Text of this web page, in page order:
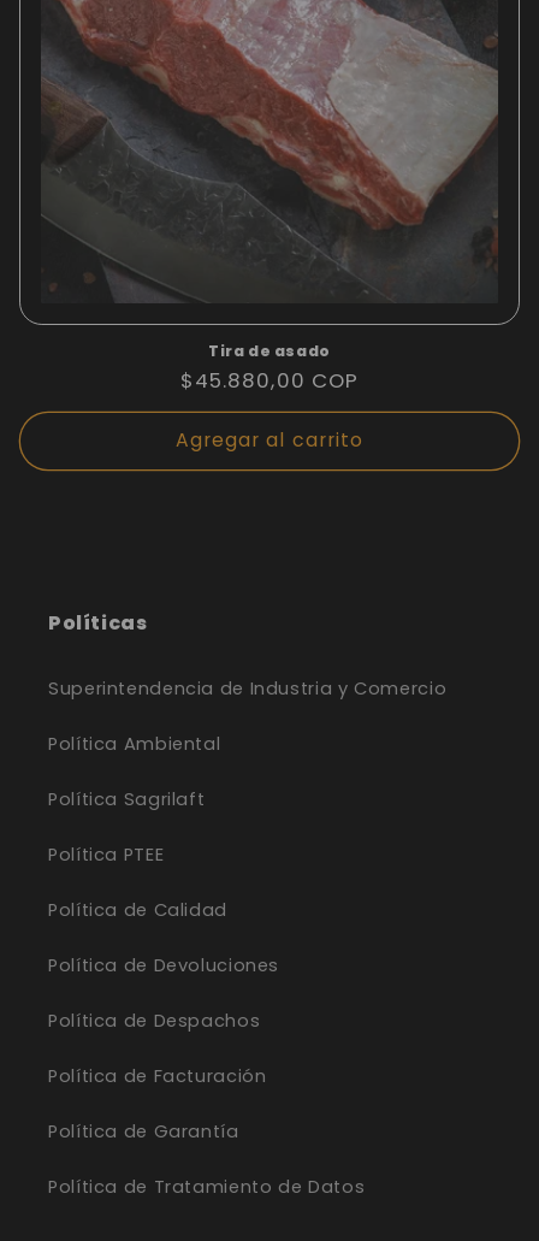
Tira de asado
Precio
habitual
$45.880,00 COP
Agregar al carrito
Políticas
Superintendencia de Industria y Comercio
Política Ambiental
Política Sagrilaft
Política PTEE
Política de Calidad
Política de Devoluciones
Política de Despachos
Política de Facturación
Política de Garantía
Política de Tratamiento de Datos